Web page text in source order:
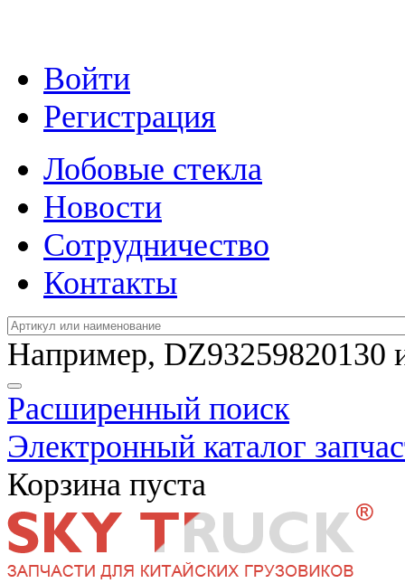
Войти
Регистрация
Лобовые стекла
Новости
Сотрудничество
Контакты
Например, DZ93259820130
Расширенный поиск
Электронный каталог
Корзина пуста